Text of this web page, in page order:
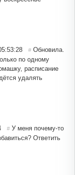
# Обновила.
по одному
расписание
удалять
# У меня почему-то
Ответить